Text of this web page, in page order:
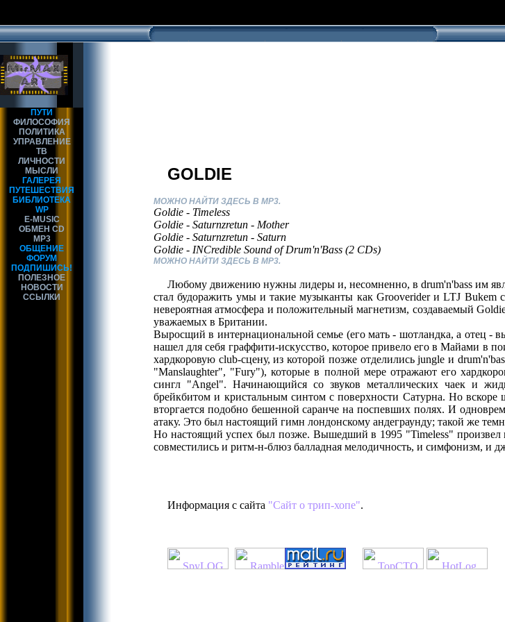
ПУТИ
ФИЛОСОФИЯ
ПОЛИТИКА
УПРАВЛЕНИЕ
ТВ
ЛИЧНОСТИ
МЫСЛИ
ГАЛЕРЕЯ
ПУТЕШЕСТВИЯ
БИБЛИОТЕКА
WP
E-MUSIC
ОБМЕН CD
MP3
ОБЩЕНИЕ
ФОРУМ
ПОДПИШИСЬ!
ПОЛЕЗНОЕ
НОВОСТИ
ССЫЛКИ
GOLDIE
МОЖНО НАЙТИ ЗДЕСЬ В MP3.
Goldie - Timeless
Goldie - Saturnzretun - Mother
Goldie - Saturnzretun - Saturn
Goldie - INCredible Sound of Drum'n'Bass (2 CDs)
МОЖНО НАЙТИ ЗДЕСЬ В MP3.
Любому движению нужны лидеры и, несомненно, в drum'n'bass им
стал будоражить умы и такие музыканты как Grooverider и LTJ Bukem
невероятная атмосфера и положительный магнетизм, создаваемый
уважаемых в Британии.
Выросщий в интернациональной семье (его мать - шотландка, а отец -
нашел для себя граффити-искусство, которое привело его в Майами в
хардкоровую club-сцену, из которой позже отделились jungle и
"Manslaughter", "Fury"), которые в полной мере отражают его
сингл "Angel". Начинающийся со звуков металлических чаек и
брейкбитом и кристальным синтом с поверхности Сатурна. Но
вторгается подобно бешенной саранче на поспевших полях. И
атаку. Это был настоящий гимн лондонскому андеграунду; такой же
Но настоящий успех был позже. Вышедший в 1995 "Timeless"
совместились и ритм-н-блюз балладная мелодичность, и симфонизм, и
Информация с сайта "Сайт о трип-хопе".